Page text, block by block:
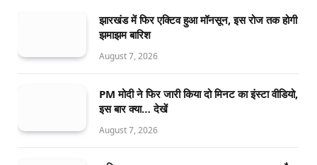
झारखंड में फिर एक्टिव हुआ मॉनसून, इस रोज तक होगी
झमाझम बारिश
August 7, 2026
PM मोदी ने फिर जारी किया दो मिनट का इंस्टा वीडियो,
इस बार क्या… देखें
August 7, 2026